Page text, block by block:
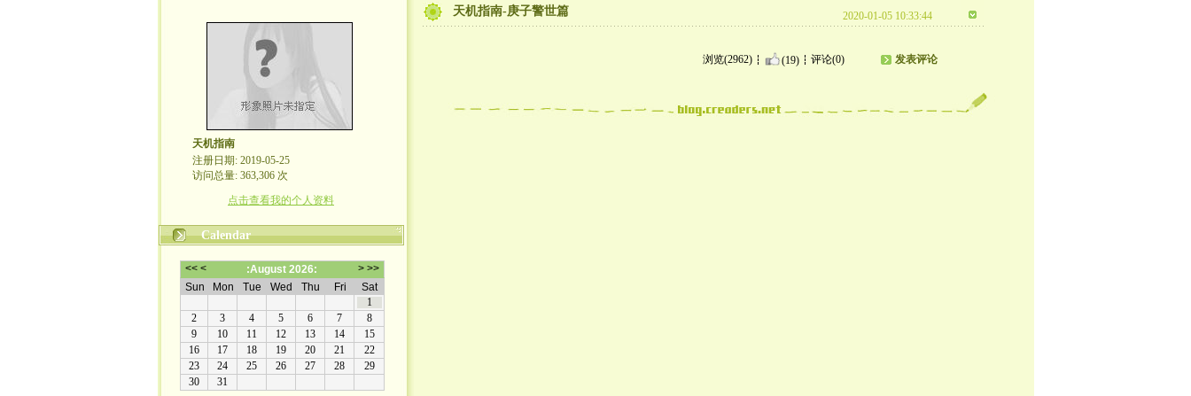
天机指南
注册日期: 2019-05-25
访问总量: 363,306 次
点击查看我的个人资料
Calendar
天机指南-庚子警世篇 2020-01-05 10:33:44
浏览(2962) (19) 评论(0) 发表评论